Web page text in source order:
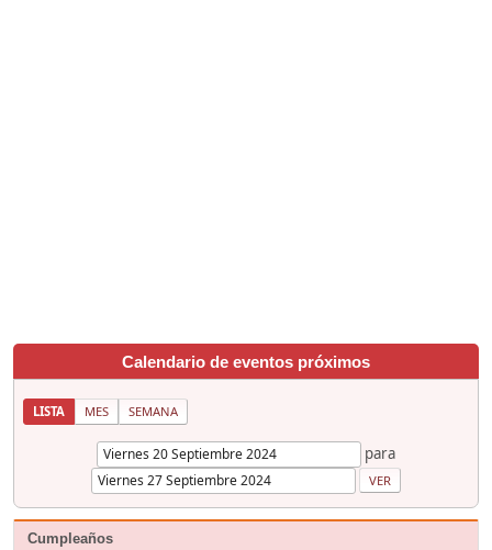
Calendario de eventos próximos
LISTA MES SEMANA
para
Cumpleaños